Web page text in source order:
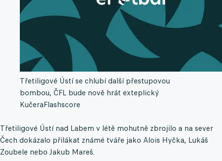
Třetiligové Ústí se chlubí další přestupovou
bombou, ČFL bude nově hrát exteplický
KučeraFlashscore
Třetiligové Ústí nad Labem v létě mohutně zbrojilo a na sever
Čech dokázalo přilákat známé tváře jako Alois Hyčka, Lukáš
Zoubele nebo Jakub Mareš.